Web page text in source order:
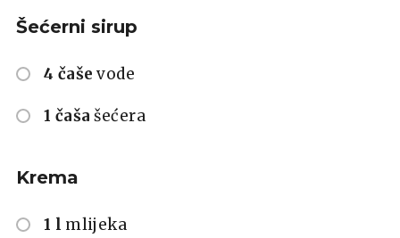
Šećerni sirup
4 čaše vode
1 čaša šećera
Krema
1 l mlijeka